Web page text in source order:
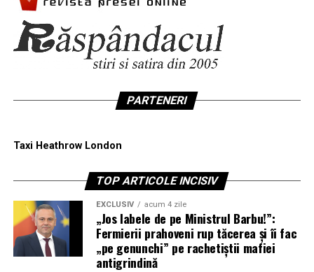
PARTENERI
Taxi Heathrow London
TOP ARTICOLE INCISIV
EXCLUSIV acum 4 zile
„Jos labele de pe Ministrul Barbu!”:
Fermierii prahoveni rup tăcerea și îi fac
„pe genunchi” pe rachetiștii mafiei
antigrindină